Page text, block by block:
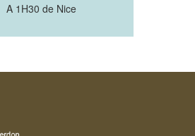
A 1H30 de Nice